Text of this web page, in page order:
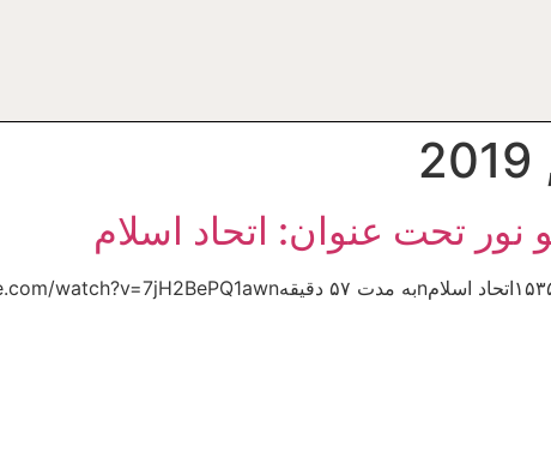
نور تحت عنوان: اتحاد اسلام